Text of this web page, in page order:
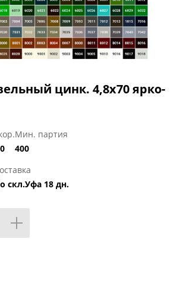
цинк. 4,8х70 ярко-
Мин. партия
400
скл.Уфа 18 дн.